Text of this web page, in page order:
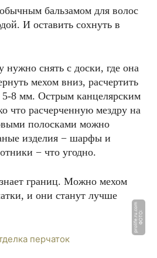
бальзамом для волос
И оставить сохнуть в
нужно снять с доски, где она
мехом вниз, расчертить
8 мм. Острым канцелярским
что расчерченную мездру на
полосками можно
изделия − шарфы и
− что угодно.
границ. Можно мехом
и они станут лучше
Ф
О
Т
О:
p
r
oli
f
e.
r
u.
c
o
m